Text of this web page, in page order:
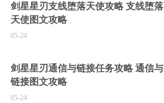
剑星星刃支线堕落天使攻略 支线堕落
天使图文攻略
05-24
剑星星刃通信与链接任务攻略 通信与
链接图文攻略
05-24